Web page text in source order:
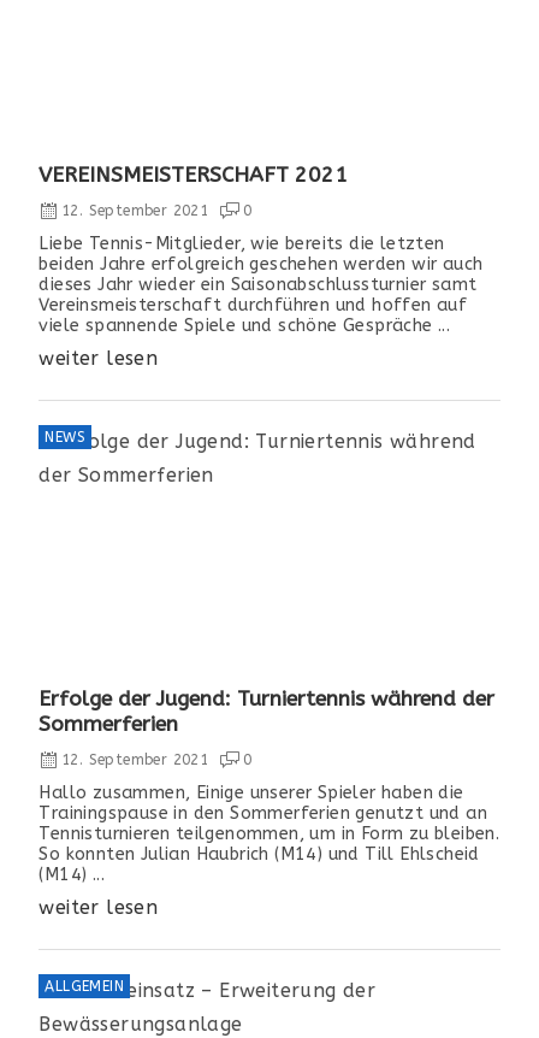
VEREINSMEISTERSCHAFT 2021
12. September 2021 0
Liebe Tennis-Mitglieder, wie bereits die letzten
beiden Jahre erfolgreich geschehen werden wir auch
dieses Jahr wieder ein Saisonabschlussturnier samt
Vereinsmeisterschaft durchführen und hoffen auf
viele spannende Spiele und schöne Gespräche ...
weiter lesen
NEWS
Erfolge der Jugend: Turniertennis während der
Sommerferien
12. September 2021 0
Hallo zusammen, Einige unserer Spieler haben die
Trainingspause in den Sommerferien genutzt und an
Tennisturnieren teilgenommen, um in Form zu bleiben.
So konnten Julian Haubrich (M14) und Till Ehlscheid
(M14) ...
weiter lesen
ALLGEMEIN